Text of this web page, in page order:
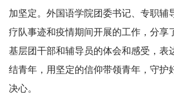
加坚定。外国语学院团委书记、专职辅
疗队事迹和疫情期间开展的工作，分享
基层团干部和辅导员的体会和感受，表
结青年，用坚定的信仰带领青年，守护
决心。